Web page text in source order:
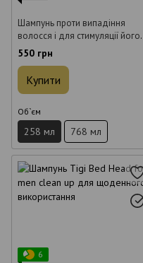
Шампунь проти випадіння
волосся і для стимуляції його
росту Beaver Hydro Scalp
Energizing Shampoo 258 мл
550 грн
Купити
Об`єм
258 мл 768 мл
6